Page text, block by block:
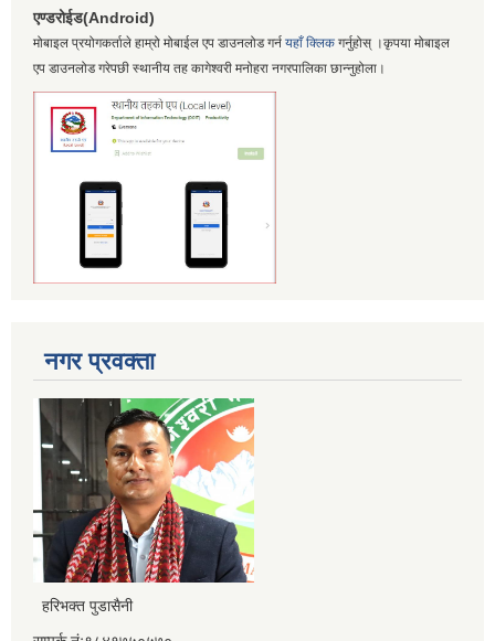
एण्डरोईड(Android)
मोबाइल प्रयोगकर्ताले हाम्रो मोबाईल एप डाउनलोड गर्न यहाँ क्लिक गर्नुहोस् ।कृपया मोबाइल
एप डाउनलोड गरेपछी स्थानीय तह कागेश्वरी मनोहरा नगरपालिका छान्नुहोला।
नगर प्रवक्ता
हरिभक्त पुडासैनी